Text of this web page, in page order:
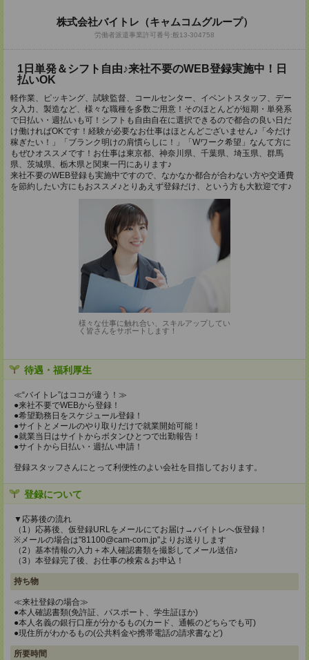
株式会社バイトレ（キャムコムグループ）
労働者派遣事業許可番号:般13-304758
1日単発＆シフト自由♪来社不要のWEB登録実施中！日
払いOK
軽作業、ピッキング、試験監督、コールセンター、イベントスタッフ、デー
タ入力、製造など、様々な職種を多数ご用意！そのほとんどが短期・単発系
で日払い・週払いも可！シフトも自由自在に選択できるので都合の良い日だ
け働ければOKです！経験が必要なお仕事はほとんどございません♪「今だけ
稼ぎたい！」「ブランク明けの肩慣らしに！」「Wワーク希望」なんて方に
もぜひオススメです！お仕事は東京都、神奈川県、千葉県、埼玉県、群馬
県、茨城県、栃木県と関東一円にあります♪
来社不要のWEB登録も実施中ですので、なかなか都合が合わない方や交通費
を節約したい方にもおススメ♪とりあえず登録だけ、という方も大歓迎です♪
様々な仕事に触れ合い、スキルアップしてい
く皆さんをサポートします！
待遇・福利厚生
≪“バイトレ”はココが違う！≫
●来社不要でWEBから登録！
●希望勤務日をスケジュール登録！
●サイトとメールのやり取りだけで就業開始可能！
●就業当日はサイトからボタンひとつで出勤報告！
●サイトから日払い・週払い申請！
登録スタッフさんにとって利便性のよい会社を目指しております。
登録について
▼応募後の流れ
（1）応募後、仮登録URLをメールにてお届け→バイトレへ仮登録！
※メールの場合は"81100@cam-com.jp"よりお送りします
（2）基本情報の入力＋本人確認書類を撮影してメール送信♪
（3）本登録完了後、お仕事の検索＆お申込！
持ち物
≪来社登録の場合≫
●本人確認書類(免許証、パスポート、学生証ほか)
●本人名義の銀行口座が分かるもの(カード、通帳のどちらでも可)
●現住所がわかるもの(公共料金や携帯電話の請求書など)
所要時間